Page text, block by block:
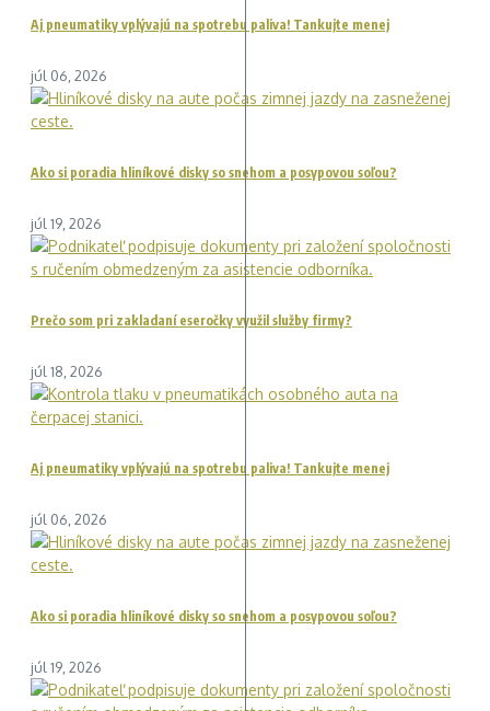
Aj pneumatiky vplývajú na spotrebu paliva! Tankujte menej
júl 06, 2026
Ako si poradia hliníkové disky so snehom a posypovou soľou?
júl 19, 2026
Prečo som pri zakladaní eseročky využil služby firmy?
júl 18, 2026
Aj pneumatiky vplývajú na spotrebu paliva! Tankujte menej
júl 06, 2026
Ako si poradia hliníkové disky so snehom a posypovou soľou?
júl 19, 2026